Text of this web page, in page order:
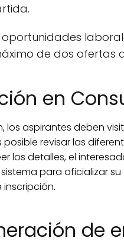
de dos ofertas
en
los aspirantes deben
revisar las
los detalles, el
para oficializar
de